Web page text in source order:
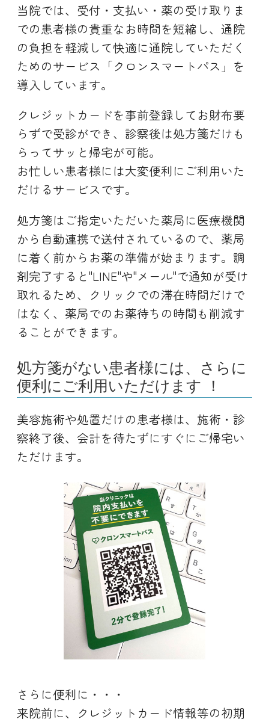
当院では、受付・支払い・薬の受け取りま
での患者様の貴重なお時間を短縮し、通院
の負担を軽減して快適に通院していただく
ためのサービス「クロンスマートパス」を
導入しています。
クレジットカードを事前登録してお財布要
らずで受診ができ、診察後は処方箋だけも
らってサッと帰宅が可能。
お忙しい患者様には大変便利にご利用いた
だけるサービスです。
処方箋はご指定いただいた薬局に医療機関
から自動連携で送付されているので、薬局
に着く前からお薬の準備が始まります。調
剤完了すると"LINE"や"メール"で通知が受け
取れるため、クリックでの滞在時間だけで
はなく、薬局でのお薬待ちの時間も削減す
ることができます。
処方箋がない患者様には、さらに
便利にご利用いただけます ！
美容施術や処置だけの患者様は、施術・診
察終了後、会計を待たずにすぐにご帰宅い
ただけます。
さらに便利に・・・
来院前に、クレジットカード情報等の初期